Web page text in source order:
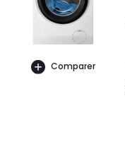
Comparer